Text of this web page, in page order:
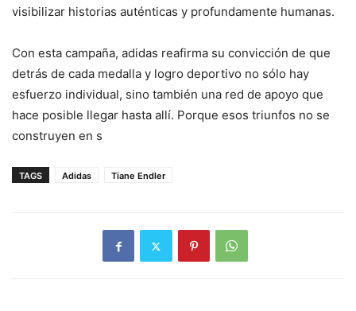
visibilizar historias auténticas y profundamente humanas.
Con esta campaña, adidas reafirma su convicción de que
detrás de cada medalla y logro deportivo no sólo hay
esfuerzo individual, sino también una red de apoyo que
hace posible llegar hasta allí. Porque esos triunfos no se
construyen en s
TAGS Adidas Tiane Endler